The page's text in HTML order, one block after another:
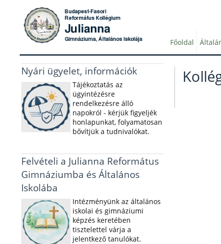
Főoldal
Nyári ügyelet, információk
Tájékoztatás az
ügyintézésre
rendelkezésre álló
napokról - kérjük figyeljék
honlapunkat, folyamatosan
bővítjük a tudnivalókat.
Felvételi a Julianna Református
Gimnáziumba és Általános
Iskolába
Intézményünk az általános
iskolai és gimnáziumi
képzés keretében
tisztelettel várja a
jelentkező tanulókat.